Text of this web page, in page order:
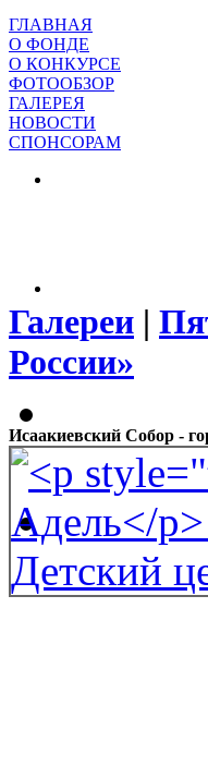
ГЛАВНАЯ
О ФОНДЕ
О КОНКУРСЕ
ФОТООБЗОР
ГАЛЕРЕЯ
НОВОСТИ
СПОНСОРАМ
Галереи |
России»
Исаакиевский Собор -